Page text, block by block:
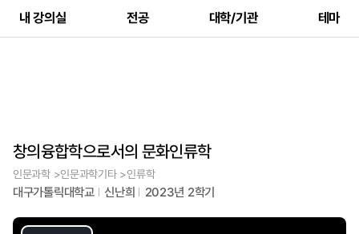
내 강의실 전공 대학/기관 테마
창의융합학으로서의 문화인류학
인문과학 >인문과학기타 >인류학
대구가톨릭대학교 신난희 2023년 2학기